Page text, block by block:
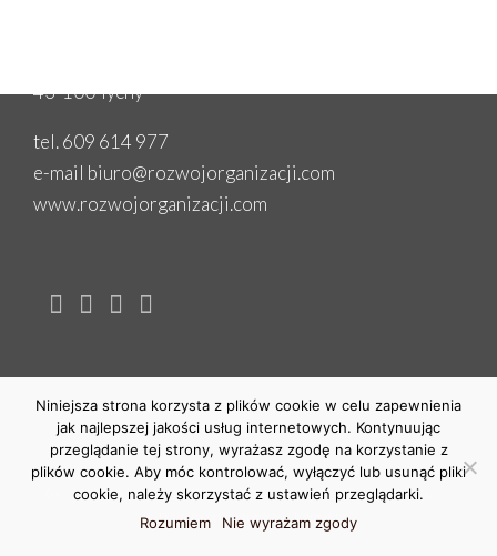
43-100 Tychy
tel. 609 614 977
e-mail biuro@rozwojorganizacji.com
www.rozwojorganizacji.com
© Copyright2026 ROZWÓJ ORGANIZACJI Aleksandra Suchowiejko |
Polityka prywatności|Kontakt
Niniejsza strona korzysta z plików cookie w celu zapewnienia
jak najlepszej jakości usług internetowych. Kontynuując
przeglądanie tej strony, wyrażasz zgodę na korzystanie z
plików cookie. Aby móc kontrolować, wyłączyć lub usunąć pliki
cookie, należy skorzystać z ustawień przeglądarki.
Rozumiem
Nie wyrażam zgody